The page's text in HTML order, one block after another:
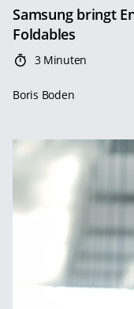
Samsung bringt
Foldables
3 Minuten
Boris Boden